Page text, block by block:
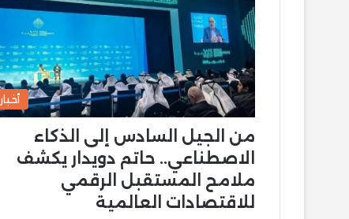
أخبار
من الجيل السادس إلى الذكاء
الاصطناعي.. حاتم دويدار يكشف
ملامح المستقبل الرقمي
للاقتصادات العالمية